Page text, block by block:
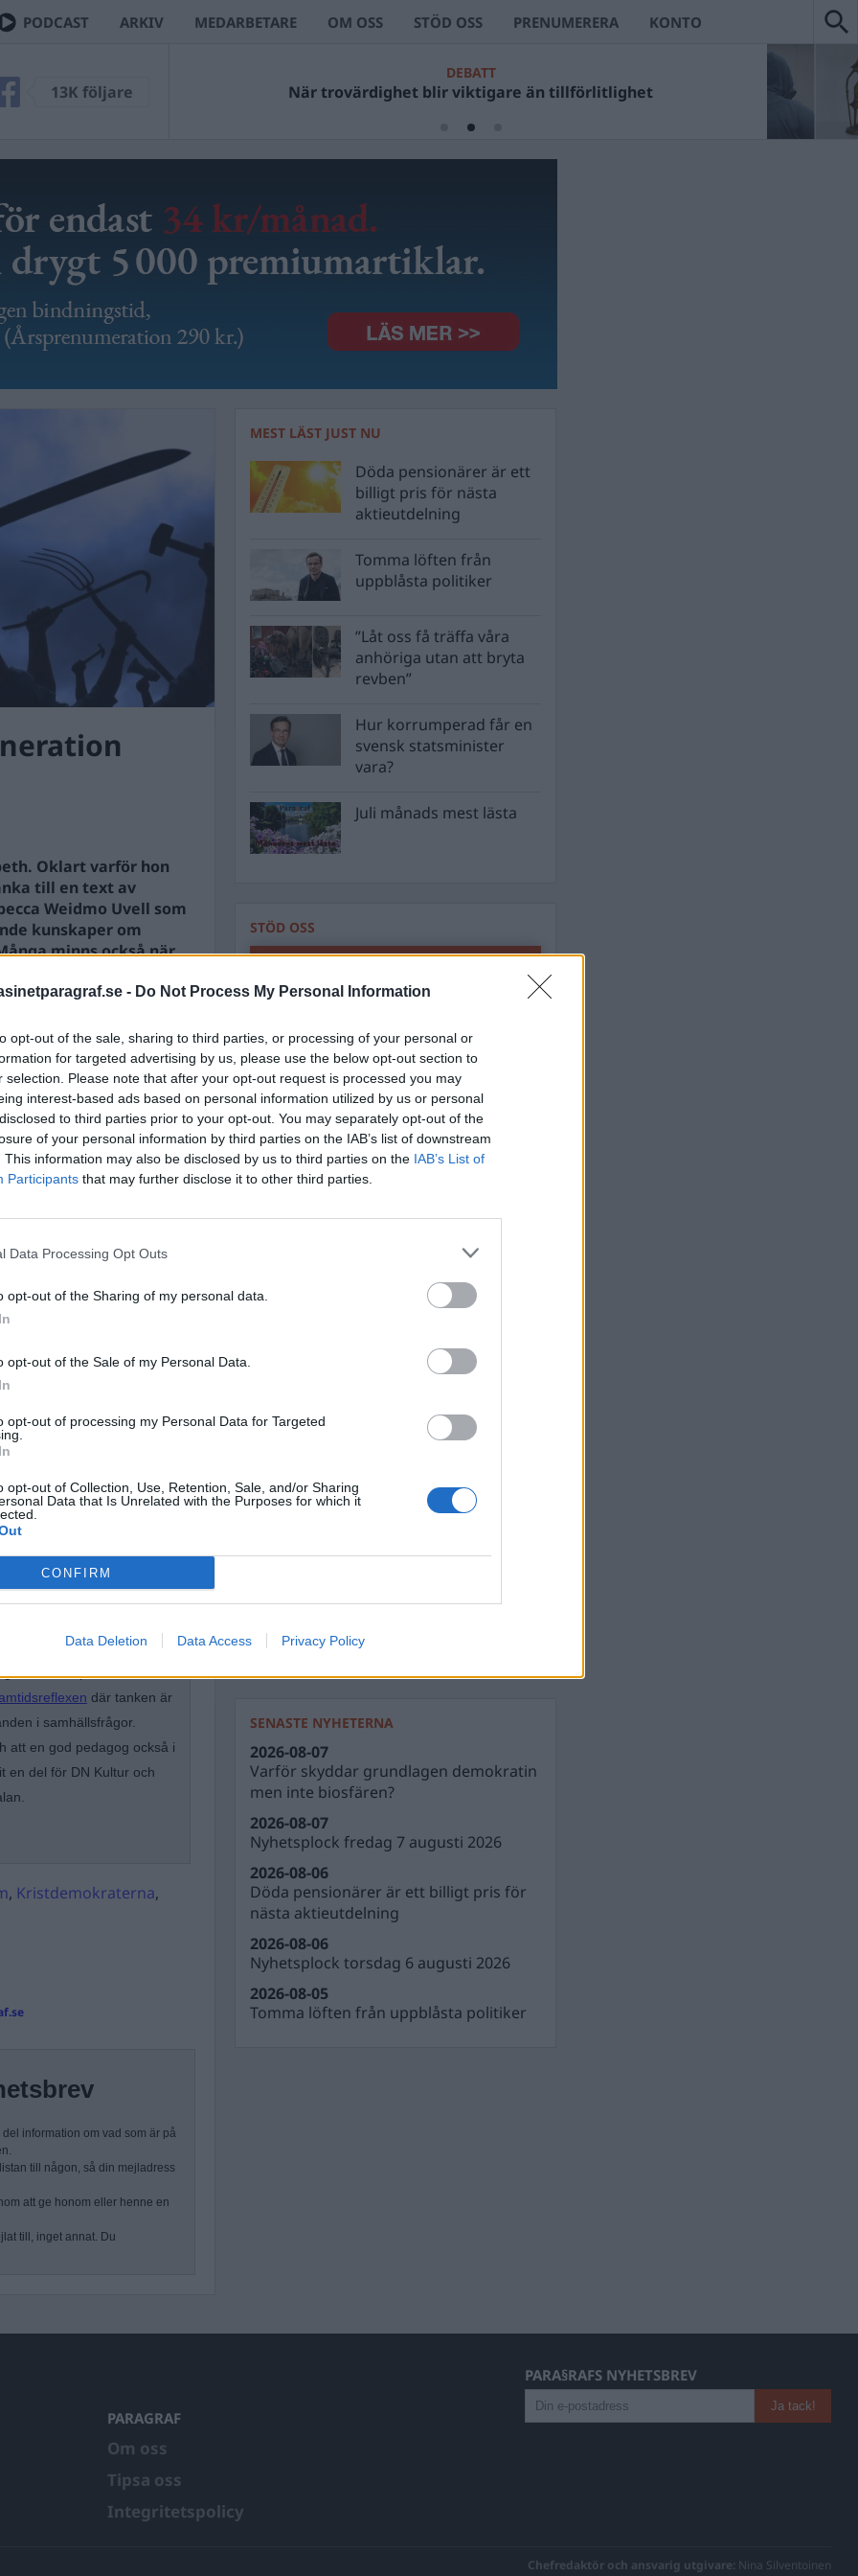
- Do Not Process My Personal Information
opt-out of the sale, sharing to third parties, or processing of your personal or
for targeted advertising by us, please use the below opt-out section to
selection. Please note that after your opt-out request is processed you may
interest-based ads based on personal information utilized by us or personal
to third parties prior to your opt-out. You may separately opt-out of the
of your personal information by third parties on the IAB’s list of downstream
This information may also be disclosed by us to third parties on the IAB’s List of
Participants that may further disclose it to other third parties.
Data Processing Opt Outs
opt-out of the Sharing of my personal data.
opt-out of the Sale of my Personal Data.
opt-out of processing my Personal Data for Targeted
opt-out of Collection, Use, Retention, Sale, and/or Sharing
Data that Is Unrelated with the Purposes for which it
CONFIRM
Data Deletion Data Access Privacy Policy
PODCAST ARKIV MEDARBETARE OM OSS STÖD OSS PRENUMERERA KONTO
13K följare
DEBATT
När trovärdighet blir viktigare än tillförlitlighet
Oklart varför hon
till en text av
Weidmo Uvell som
kunskaper om
minns också när
ihop
att hennes son
och etik. Han
där tanken är
i samhällsfrågor.
att en god pedagog också i
en del för DN Kultur och
, Kristdemokraterna,
information om vad som är på
till någon, så din mejladress
att ge honom eller henne en
till, inget annat. Du
MEST LÄST JUST NU
Döda pensionärer är ett
billigt pris för nästa
aktieutdelning
Tomma löften från
uppblåsta politiker
”Låt oss få träffa våra
anhöriga utan att bryta
revben”
Hur korrumperad får en
svensk statsminister
vara?
Juli månads mest lästa
STÖD OSS
Stöd Para§rafs bevakning av högerextremismen
PRENUMERERA PÅ PARA§RAFS NYHETSBREV
ÄMNESORD
Advokat Anders Cardell
Magnusson Brottslighet Börje
Börje R P Carlsson
Dick Sundevall
Grov misshandel
Kokainmålet
LagarMichael Pålsson
Mordförsök Nilsson-Larancuent
Polisen
Sverigedemokraterna Ukraina
Oravsky
Våld Våldtäkt
SENASTE NYHETERNA
Varför skyddar grundlagen demokratin
men inte biosfären?
2026-08-07
Nyhetsplock fredag 7 augusti 2026
2026-08-07
Döda pensionärer är ett billigt pris för
nästa aktieutdelning
2026-08-06
Nyhetsplock torsdag 6 augusti 2026
2026-08-06
Tomma löften från uppblåsta politiker
2026-08-05
PARAGRAF
Om oss
Tipsa oss
Integritetspolicy
PARA§RAFS NYHETSBREV
Chefredaktör och ansvarig utgivare: Nina Silventoinen